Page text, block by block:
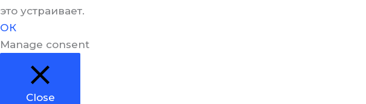
это устраивает.
ОК
Manage consent
Close